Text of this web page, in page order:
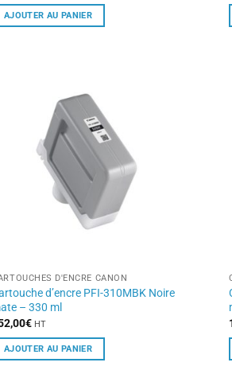
AJOUTER AU PANIER
D'ENCRE CANON
d’encre PFI-310MBK Noire
– 330 ml
€ HT
AJOUTER AU PANIER